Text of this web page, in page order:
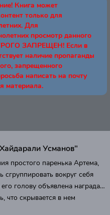
Книга может
только для
Для
просмотр данного
ЗАПРЕЩЕН! Если в
наличие пропаганды
запрещенного
написать на почту
материала.
Усманов"
простого паренька Артема,
вокруг себя
голову объявлена награда…
что скрывается в нем